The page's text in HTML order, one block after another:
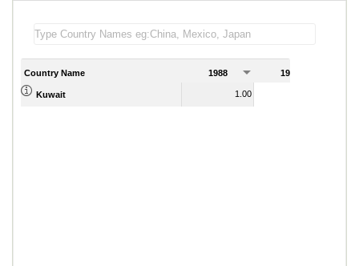
Country Name 1988 1989
Kuwait 1.00